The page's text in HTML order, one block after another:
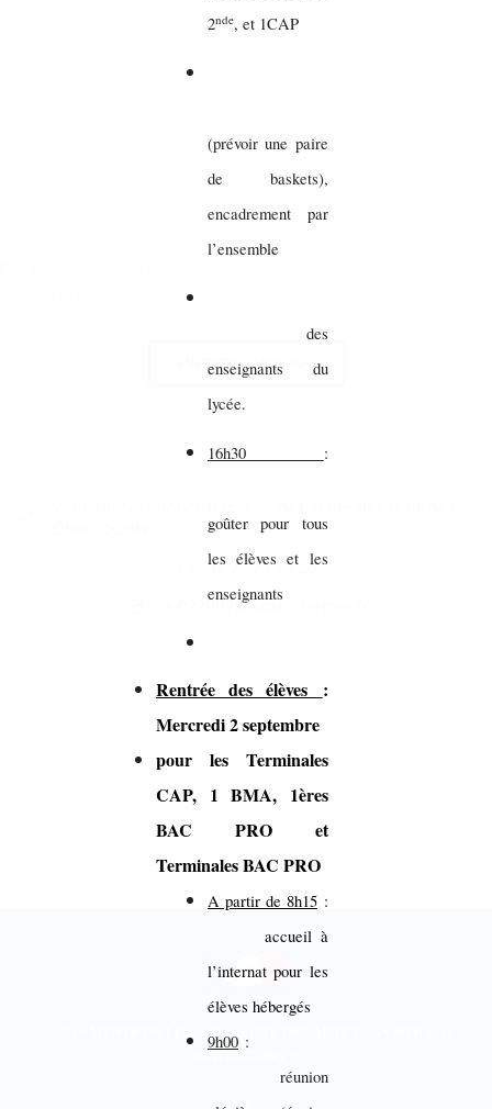
2nde, et 1CAP
(prévoir une paire
de baskets),
encadrement par
l’ensemble
des
enseignants du
lycée.
16h30 :
goûter pour tous
les élèves et les
enseignants
Rentrée des élèves :
Mercredi 2 septembre
pour les Terminales
CAP, 1 BMA, 1ères
BAC PRO et
Terminales BAC PRO
A partir de 8h15:
accueil à
l’internat pour les
élèves hébergés
9h00 :
réunion
exclusives du traitement de ma demande de contact.
ENVOYER LE MESSAGE
02.96.74.86.26
ce.0220075M@ac-rennes.fr
INNOVATIONS™